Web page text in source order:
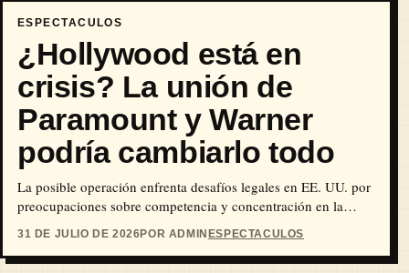
ESPECTACULOS
¿Hollywood está en
crisis? La unión de
Paramount y Warner
podría cambiarlo todo
La posible operación enfrenta desafíos legales en EE. UU. por
preocupaciones sobre competencia y concentración en la
31 DE JULIO DE 2026POR ADMINESPECTACULOS